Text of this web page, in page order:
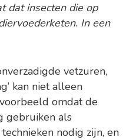
dat insecten die op
In een
vetzuren,
kan niet alleen
omdat de
gebruiken als
nodig zijn, en